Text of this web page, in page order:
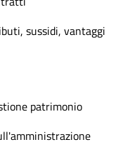
sussidi, vantaggi
patrimonio